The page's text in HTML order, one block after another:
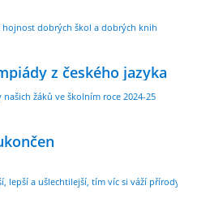
dobrých škol a dobrých knih
z českého jazyka
našich žáků ve školním roce 2024-25
lepší a ušlechtilejší, tím víc si váží přírody.